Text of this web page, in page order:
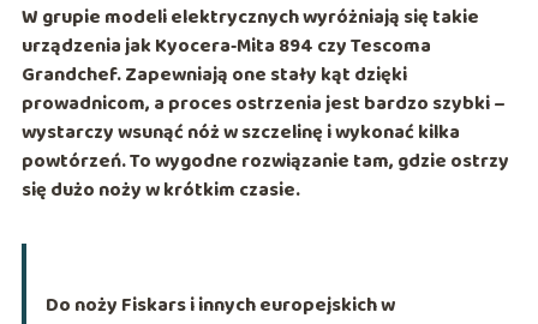
W grupie modeli elektrycznych wyróżniają się takie
urządzenia jak Kyocera‑Mita 894 czyTescoma
Grandchef. Zapewniają one stały kąt dzięki
prowadnicom, a proces ostrzenia jest bardzo szybki –
wystarczy wsunąć nóż w szczelinę i wykonać kilka
powtórzeń. To wygodne rozwiązanie tam, gdzie ostrzy
się dużo noży w krótkim czasie.
Do noży Fiskars i innych europejskich w